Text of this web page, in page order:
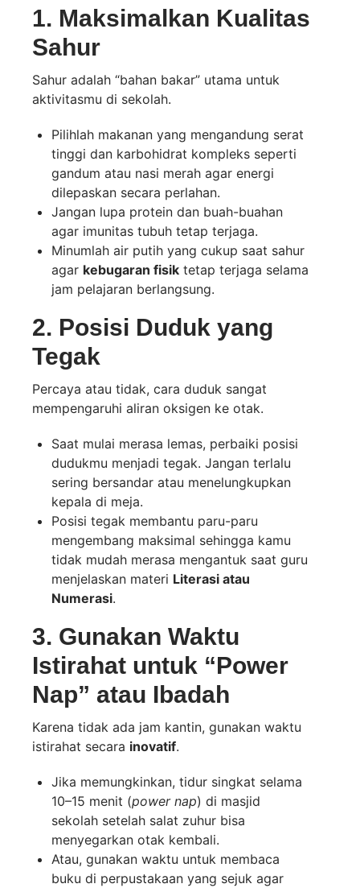
1. Maksimalkan Kualitas
Sahur
Sahur adalah “bahan bakar” utama untuk
aktivitasmu di sekolah.
Pilihlah makanan yang mengandung serat
tinggi dan karbohidrat kompleks seperti
gandum atau nasi merah agar energi
dilepaskan secara perlahan.
Jangan lupa protein dan buah-buahan
agar imunitas tubuh tetap terjaga.
Minumlah air putih yang cukup saat sahur
agar kebugaran fisik tetap terjaga selama
jam pelajaran berlangsung.
2. Posisi Duduk yang
Tegak
Percaya atau tidak, cara duduk sangat
mempengaruhi aliran oksigen ke otak.
Saat mulai merasa lemas, perbaiki posisi
dudukmu menjadi tegak. Jangan terlalu
sering bersandar atau menelungkupkan
kepala di meja.
Posisi tegak membantu paru-paru
mengembang maksimal sehingga kamu
tidak mudah merasa mengantuk saat guru
menjelaskan materi Literasi atau
Numerasi.
3. Gunakan Waktu
Istirahat untuk “Power
Nap” atau Ibadah
Karena tidak ada jam kantin, gunakan waktu
istirahat secara inovatif.
Jika memungkinkan, tidur singkat selama
10–15 menit (power nap) di masjid
sekolah setelah salat zuhur bisa
menyegarkan otak kembali.
Atau, gunakan waktu untuk membaca
buku di perpustakaan yang sejuk agar